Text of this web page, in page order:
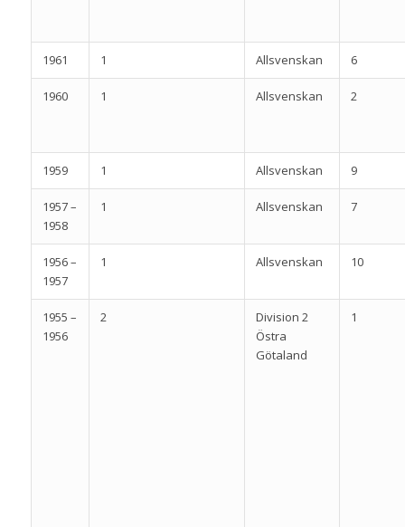
1961 1 Allsvenskan 6
1960 1 Allsvenskan 2
1959 1 Allsvenskan 9
1957 –
1958
1 Allsvenskan 7
1956 –
1957
1 Allsvenskan 10
1955 –
1956
2
Division 2
Östra
Götaland
1